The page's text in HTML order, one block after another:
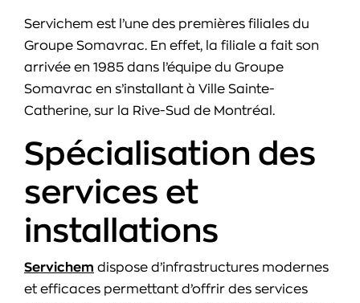
Servichem est l’une des premières filiales du
Groupe Somavrac. En effet, la filiale a fait son
arrivée en 1985 dans l’équipe du Groupe
Somavrac en s’installant à Ville Sainte-
Catherine, sur la Rive-Sud de Montréal.
Spécialisation des
services et
installations
Servichem dispose d’infrastructures modernes
et efficaces permettant d’offrir des services